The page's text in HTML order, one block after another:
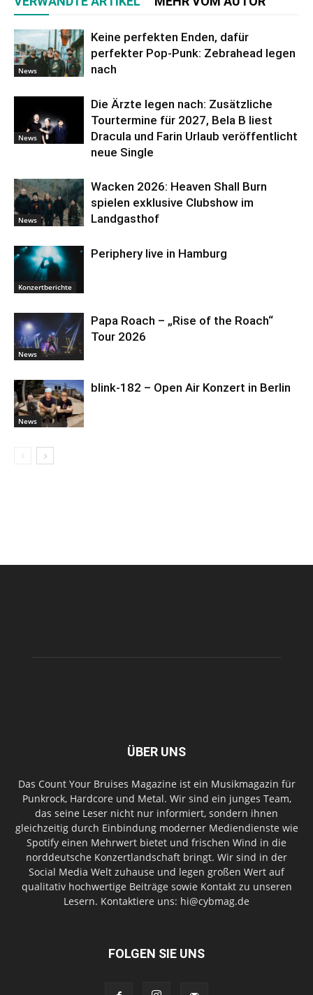
News
Keine perfekten Enden, dafür
perfekter Pop-Punk: Zebrahead legen
nach
News
Die Ärzte legen nach: Zusätzliche
Tourtermine für 2027, Bela B liest
Dracula und Farin Urlaub veröffentlicht
neue Single
News
Wacken 2026: Heaven Shall Burn
spielen exklusive Clubshow im
Landgasthof
Konzertberichte
Periphery live in Hamburg
News
Papa Roach – „Rise of the Roach“
Tour 2026
News
blink-182 – Open Air Konzert in Berlin
ÜBER UNS
Das Count Your Bruises Magazine ist ein Musikmagazin für
Punkrock, Hardcore und Metal. Wir sind ein junges Team,
das seine Leser nicht nur informiert, sondern ihnen
gleichzeitig durch Einbindung moderner Mediendienste wie
Spotify einen Mehrwert bietet und frischen Wind in die
norddeutsche Konzertlandschaft bringt. Wir sind in der
Social Media Welt zuhause und legen großen Wert auf
qualitativ hochwertige Beiträge sowie Kontakt zu unseren
Lesern. Kontaktiere uns: hi@cybmag.de
FOLGEN SIE UNS